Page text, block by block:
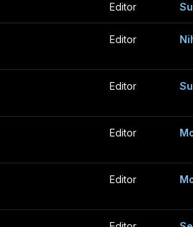
Editor
Editor
Editor
Editor
Editor